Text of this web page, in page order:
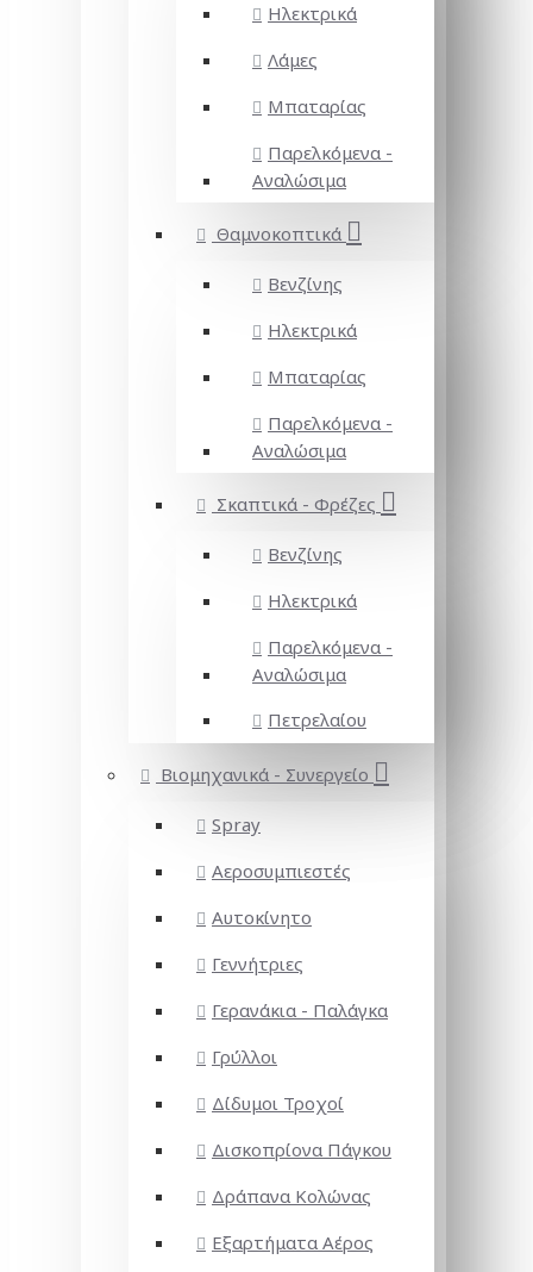
Ηλεκτρικά
Λάμες
Μπαταρίας
Παρελκόμενα -
Αναλώσιμα
Θαμνοκοπτικά
Βενζίνης
Ηλεκτρικά
Μπαταρίας
Παρελκόμενα -
Αναλώσιμα
Σκαπτικά - Φρέζες
Βενζίνης
Ηλεκτρικά
Παρελκόμενα -
Αναλώσιμα
Πετρελαίου
Βιομηχανικά - Συνεργείο
Spray
Αεροσυμπιεστές
Αυτοκίνητο
Γεννήτριες
Γερανάκια - Παλάγκα
Γρύλλοι
Δίδυμοι Τροχοί
Δισκοπρίονα Πάγκου
Δράπανα Κολώνας
Εξαρτήματα Αέρος